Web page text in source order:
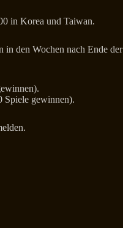
in Korea und Taiwan.
in den Wochen nach Ende der
Spiele gewinnen).